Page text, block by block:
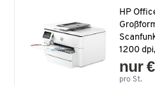
HP
1200
nur
pro St.